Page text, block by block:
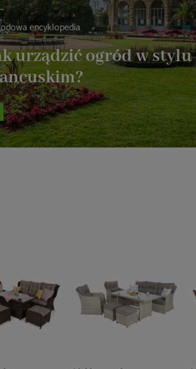
encyklopedia
urządzić ogród w stylu